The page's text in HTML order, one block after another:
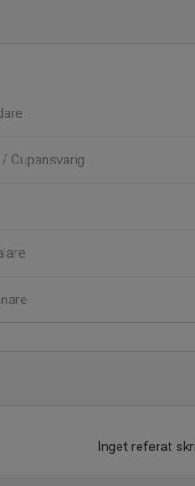
Cupansvarig
Inget referat